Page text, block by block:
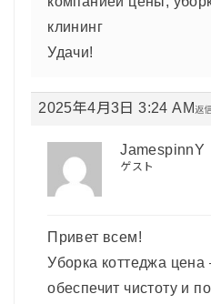
клининг
Удачи!
2025年4月3日 3:24 AM返
JamespinnY
ゲスト
Привет всем!
Уборка коттеджа цена
обеспечит чистоту и